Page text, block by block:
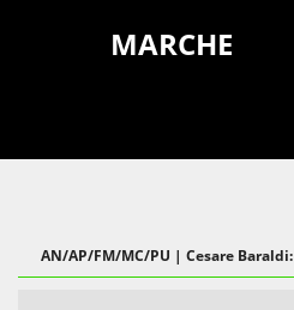
MARCHE
AN/AP/FM/MC/PU | Cesare Baraldi: